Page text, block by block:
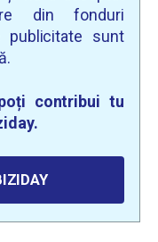
din fonduri
publicitate sunt
contribui tu